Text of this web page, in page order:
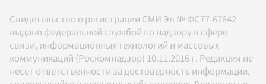
Свидетельство о регистрации СМИ Эл № ФС77-67642
выдано федеральной службой по надзору в сфере
связи, информационных технологий и массовых
коммуникаций (Роскомнадзор) 10.11.2016 г. Редакция не
несет ответственности за достоверность информации,